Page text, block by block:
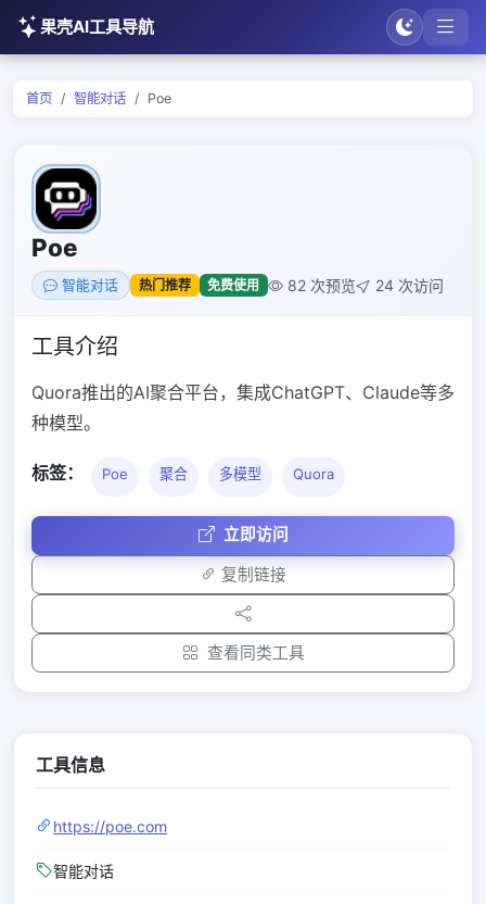
果壳AI工具导航
首页 智能对话 Poe
Poe
智能对话 热门推荐 免费使用 82 次预览 24 次访问
工具介绍
Quora推出的AI聚合平台，集成ChatGPT、Claude等多
种模型。
标签： Poe 聚合 多模型 Quora
立即访问
复制链接
查看同类工具
工具信息
https://poe.com
智能对话